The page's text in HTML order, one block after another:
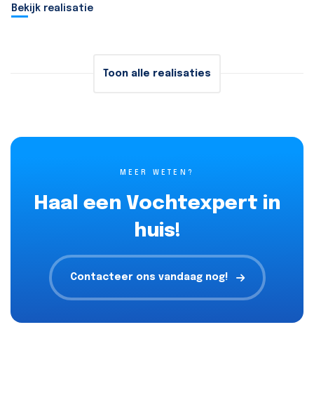
Bekijk realisatie
Toon alle realisaties
MEER WETEN?
Haal een Vochtexpert in
huis!
Contacteer ons vandaag nog!